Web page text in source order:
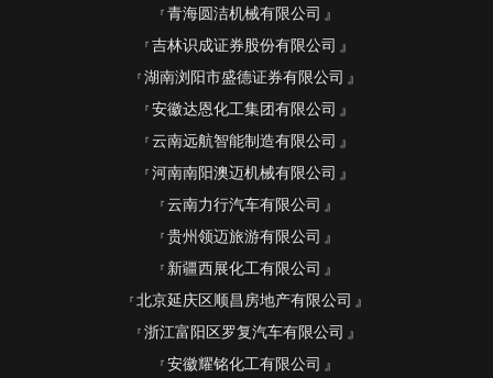
青海圆洁机械有限公司
吉林识成证券股份有限公司
湖南浏阳市盛德证券有限公司
安徽达恩化工集团有限公司
云南远航智能制造有限公司
河南南阳澳迈机械有限公司
云南力行汽车有限公司
贵州领迈旅游有限公司
新疆西展化工有限公司
北京延庆区顺昌房地产有限公司
浙江富阳区罗复汽车有限公司
安徽耀铭化工有限公司